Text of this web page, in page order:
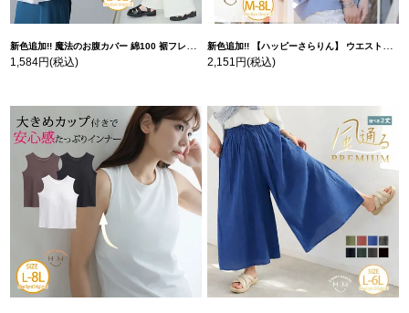
新色追加!! 魔法のお腹カバー 綿100 裾フレア Tシャツ | 大きいサイズの通販ならハッピーマリリン
1,584円(税込)
新色追加!! 【ハッピーさらりん】 ウエストタック入り スッキリ魅せ コクーントップス | 大きいサイズの通販ならハッピーマリリン
2,151円(税込)